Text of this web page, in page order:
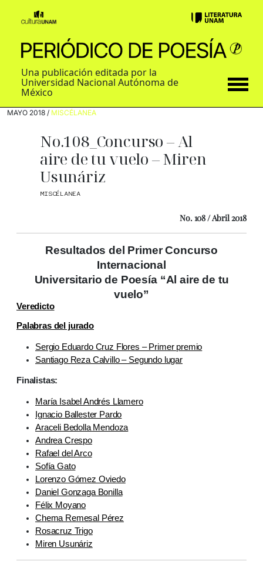
Una publicación editada por la
Universidad Nacional Autónoma de
México
MAYO 2018 / MISCÉLANEA
No.108_Concurso – Al
aire de tu vuelo – Miren
Usunáriz
MISCÉLANEA
No. 108 / Abril 2018
Resultados del Primer Concurso
Internacional
Universitario de Poesía “Al aire de tu
vuelo”
Veredicto
Palabras del jurado
Sergio Eduardo Cruz Flores – Primer premio
Santiago Reza Calvillo – Segundo lugar
Finalistas:
María Isabel Andrés Llamero
Ignacio Ballester Pardo
Araceli Bedolla Mendoza
Andrea Crespo
Rafael del Arco
Sofía Gato
Lorenzo Gómez Oviedo
Daniel Gonzaga Bonilla
Félix Moyano
Chema Remesal Pérez
Rosacruz Trigo
Miren Usunáriz